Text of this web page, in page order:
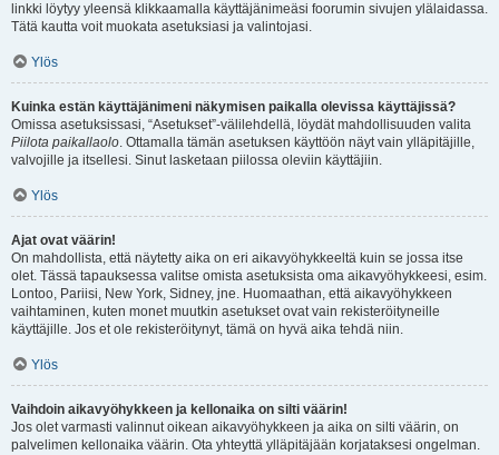
linkki löytyy yleensä klikkaamalla käyttäjänimeäsi foorumin sivujen ylälaidassa.
Tätä kautta voit muokata asetuksiasi ja valintojasi.
Ylös
Kuinka estän käyttäjänimeni näkymisen paikalla olevissa käyttäjissä?
Omissa asetuksissasi, “Asetukset”-välilehdellä, löydät mahdollisuuden valita
Piilota paikallaolo. Ottamalla tämän asetuksen käyttöön näyt vain ylläpitäjille,
valvojille ja itsellesi. Sinut lasketaan piilossa oleviin käyttäjiin.
Ylös
Ajat ovat väärin!
On mahdollista, että näytetty aika on eri aikavyöhykkeeltä kuin se jossa itse
olet. Tässä tapauksessa valitse omista asetuksista oma aikavyöhykkeesi, esim.
Lontoo, Pariisi, New York, Sidney, jne. Huomaathan, että aikavyöhykkeen
vaihtaminen, kuten monet muutkin asetukset ovat vain rekisteröityneille
käyttäjille. Jos et ole rekisteröitynyt, tämä on hyvä aika tehdä niin.
Ylös
Vaihdoin aikavyöhykkeen ja kellonaika on silti väärin!
Jos olet varmasti valinnut oikean aikavyöhykkeen ja aika on silti väärin, on
palvelimen kellonaika väärin. Ota yhteyttä ylläpitäjään korjataksesi ongelman.